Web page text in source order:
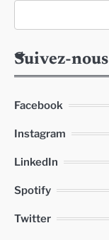
Suivez-nous
Facebook
Instagram
LinkedIn
Spotify
Twitter